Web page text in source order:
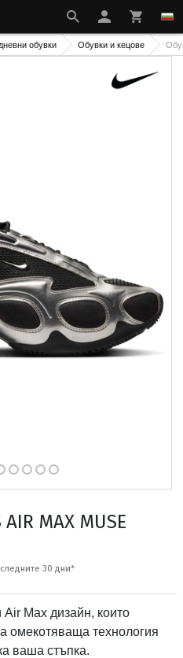
обувки Обувки и кецове
MAX MUSE
30 дни*
Max дизайн, които
омекотяваща технология
ваша стъпка.